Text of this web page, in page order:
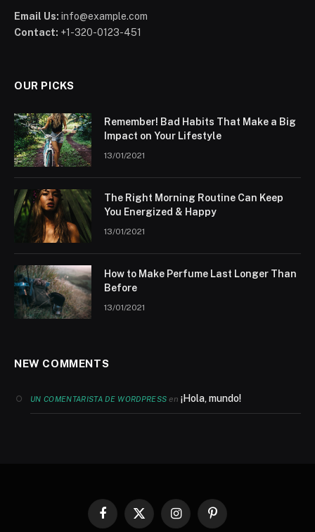
Email Us: info@example.com
Contact: +1-320-0123-451
OUR PICKS
Remember! Bad Habits That Make a Big
Impact on Your Lifestyle
13/01/2021
The Right Morning Routine Can Keep
You Energized & Happy
13/01/2021
How to Make Perfume Last Longer Than
Before
13/01/2021
NEW COMMENTS
UN COMENTARISTA DE WORDPRESS en¡Hola, mundo!
Facebook
X
InstagramPinterest